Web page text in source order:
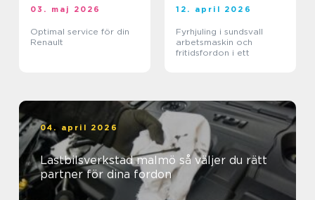
03. maj 2026
Optimal service för din
Renault
12. april 2026
Fyrhjuling i sundsvall
arbetsmaskin och
fritidsfordon i ett
04. april 2026
Lastbilsverkstad malmö så väljer du rätt
partner för dina fordon